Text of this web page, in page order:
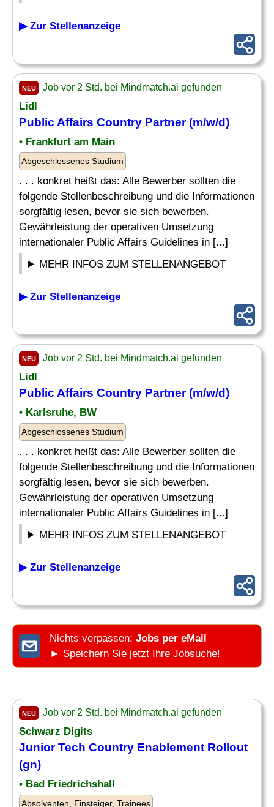
▶ Zur Stellenanzeige
NEU Job vor 2 Std. bei Mindmatch.ai gefunden
Lidl
Public Affairs Country Partner (m/w/d)
• Frankfurt am Main
Abgeschlossenes Studium
. . . konkret heißt das: Alle Bewerber sollten die
folgende Stellenbeschreibung und die Informationen
sorgfältig lesen, bevor sie sich bewerben.
Gewährleistung der operativen Umsetzung
internationaler Public Affairs Guidelines in [...]
MEHR INFOS ZUM STELLENANGEBOT
▶ Zur Stellenanzeige
NEU Job vor 2 Std. bei Mindmatch.ai gefunden
Lidl
Public Affairs Country Partner (m/w/d)
• Karlsruhe, BW
Abgeschlossenes Studium
. . . konkret heißt das: Alle Bewerber sollten die
folgende Stellenbeschreibung und die Informationen
sorgfältig lesen, bevor sie sich bewerben.
Gewährleistung der operativen Umsetzung
internationaler Public Affairs Guidelines in [...]
MEHR INFOS ZUM STELLENANGEBOT
▶ Zur Stellenanzeige
Nichts verpassen: Jobs per eMail
► Speichern Sie jetzt Ihre Jobsuche!
NEU Job vor 2 Std. bei Mindmatch.ai gefunden
Schwarz Digits
Junior Tech Country Enablement Rollout
(gn)
• Bad Friedrichshall
Absolventen, Einsteiger, Trainees